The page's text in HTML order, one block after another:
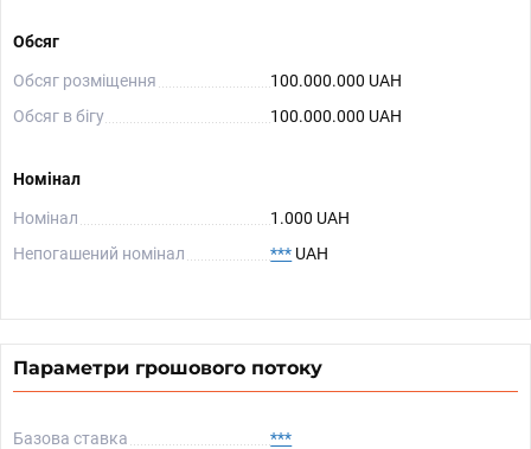
Обсяг
Обсяг розміщення
100.000.000 UAH
Обсяг в бігу
100.000.000 UAH
Номінал
Номінал
1.000 UAH
Непогашений номінал
*** UAH
Параметри грошового потоку
Базова ставка
***